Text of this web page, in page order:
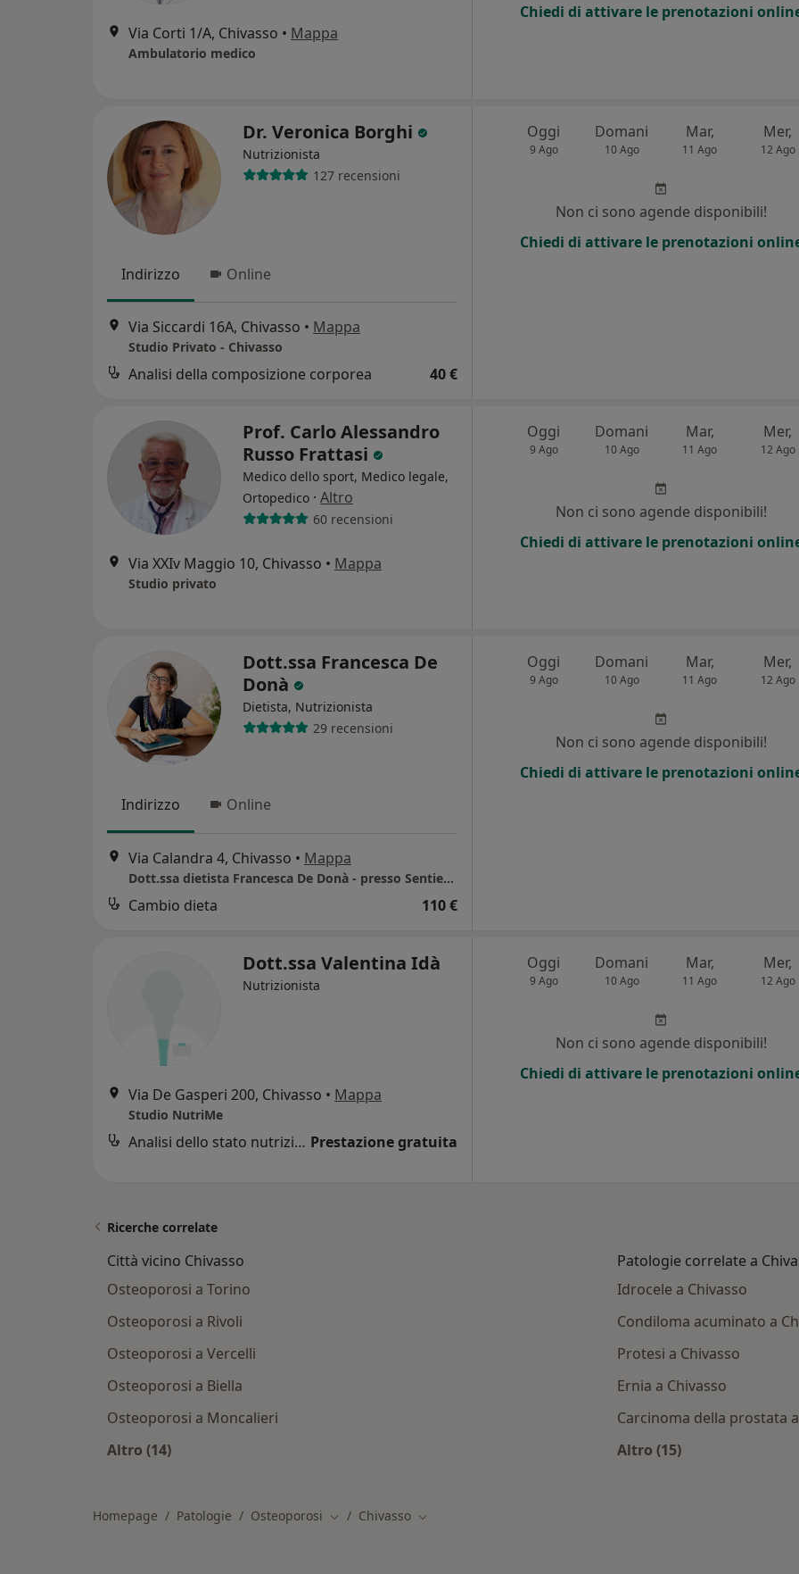
Via Corti 1/A, Chivasso • Mappa
Ambulatorio medico
Chiedi di attivare le prenotazioni
Dr. Veronica Borghi
Nutrizionista
127 recensioni
Indirizzo Online
Via Siccardi 16A, Chivasso • Mappa
Studio Privato - Chivasso
Analisi della composizione corporea 40 €
Oggi
9 Ago
Domani
10 Ago
Mar,
11 Ago
Mer,
12 Ago
Non ci sono agende disponibili!
Chiedi di attivare le prenotazioni
Prof. Carlo Alessandro
Russo Frattasi
Medico dello sport, Medico legale,
Ortopedico · Altro
60 recensioni
Via XXIv Maggio 10, Chivasso • Mappa
Studio privato
Oggi
9 Ago
Domani
10 Ago
Mar,
11 Ago
Mer,
12 Ago
Non ci sono agende disponibili!
Chiedi di attivare le prenotazioni
Dott.ssa Francesca De
Donà
Dietista, Nutrizionista
29 recensioni
Indirizzo Online
Via Calandra 4, Chivasso • Mappa
Dott.ssa dietista Francesca De Donà - presso Sentieri di cura
Cambio dieta 110 €
Oggi
9 Ago
Domani
10 Ago
Mar,
11 Ago
Mer,
12 Ago
Non ci sono agende disponibili!
Chiedi di attivare le prenotazioni
Dott.ssa Valentina Idà
Nutrizionista
Via De Gasperi 200, Chivasso • Mappa
Studio NutriMe
Analisi dello stato nutrizionale Prestazione gratuita
Oggi
9 Ago
Domani
10 Ago
Mar,
11 Ago
Mer,
12 Ago
Non ci sono agende disponibili!
Chiedi di attivare le prenotazioni
Ricerche correlate
Città vicino Chivasso
Osteoporosi a Torino
Osteoporosi a Rivoli
Osteoporosi a Vercelli
Osteoporosi a Biella
Osteoporosi a Moncalieri
Altro (14)
Patologie correlate a
Idrocele a Chivasso
Condiloma acuminato a
Protesi a Chivasso
Ernia a Chivasso
Carcinoma della prostata
Altro (15)
Homepage Patologie Osteoporosi Cambia città
Chivasso Cambia città